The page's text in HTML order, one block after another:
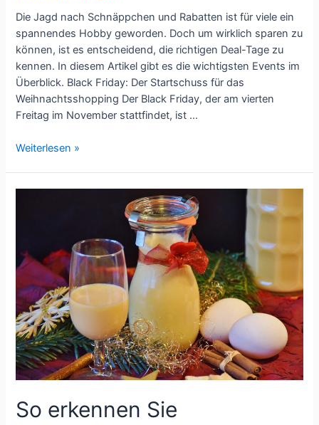
Die Jagd nach Schnäppchen und Rabatten ist für viele ein
spannendes Hobby geworden. Doch um wirklich sparen zu
können, ist es entscheidend, die richtigen Deal-Tage zu
kennen. In diesem Artikel gibt es die wichtigsten Events im
Überblick. Black Friday: Der Startschuss für das
Weihnachtsshopping Der Black Friday, der am vierten
Freitag im November stattfindet, ist …
Der
kennen
Weiterlesen »
So erkennen Sie